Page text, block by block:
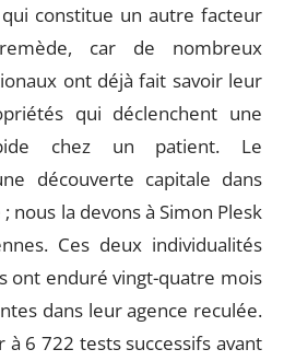
constitue un autre facteur
car de nombreux
ont déjà fait savoir leur
qui déclenchent une
chez un patient. Le
découverte capitale dans
nous la devons à Simon Plesk
Ces deux individualités
ont enduré vingt-quatre mois
dans leur agence reculée.
6 722 tests successifs avant